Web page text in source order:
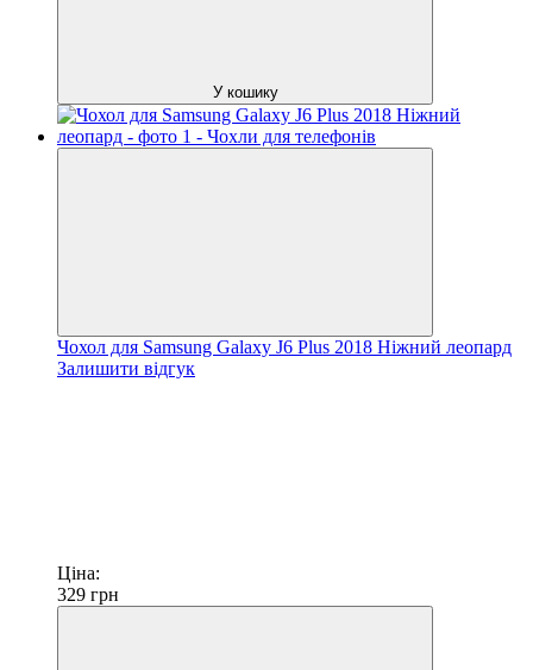
У кошику
Чохол для Samsung Galaxy J6 Plus 2018 Ніжний леопард
Залишити відгук
Ціна:
329 грн